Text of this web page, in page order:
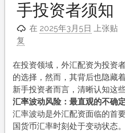
手投资者须知
在 2025年3月5日 上张贴
复
在投资领域，外汇配资为投资
的选择，然而，其背后也隐藏
新手投资者而言，清晰认知这
汇率波动风险：最直观的不确
汇率波动是外汇配资面临的首
国货币汇率时刻处于变动状态